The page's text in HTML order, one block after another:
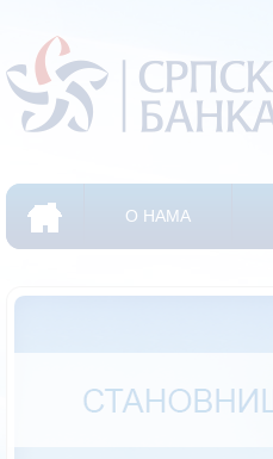
О НАМА